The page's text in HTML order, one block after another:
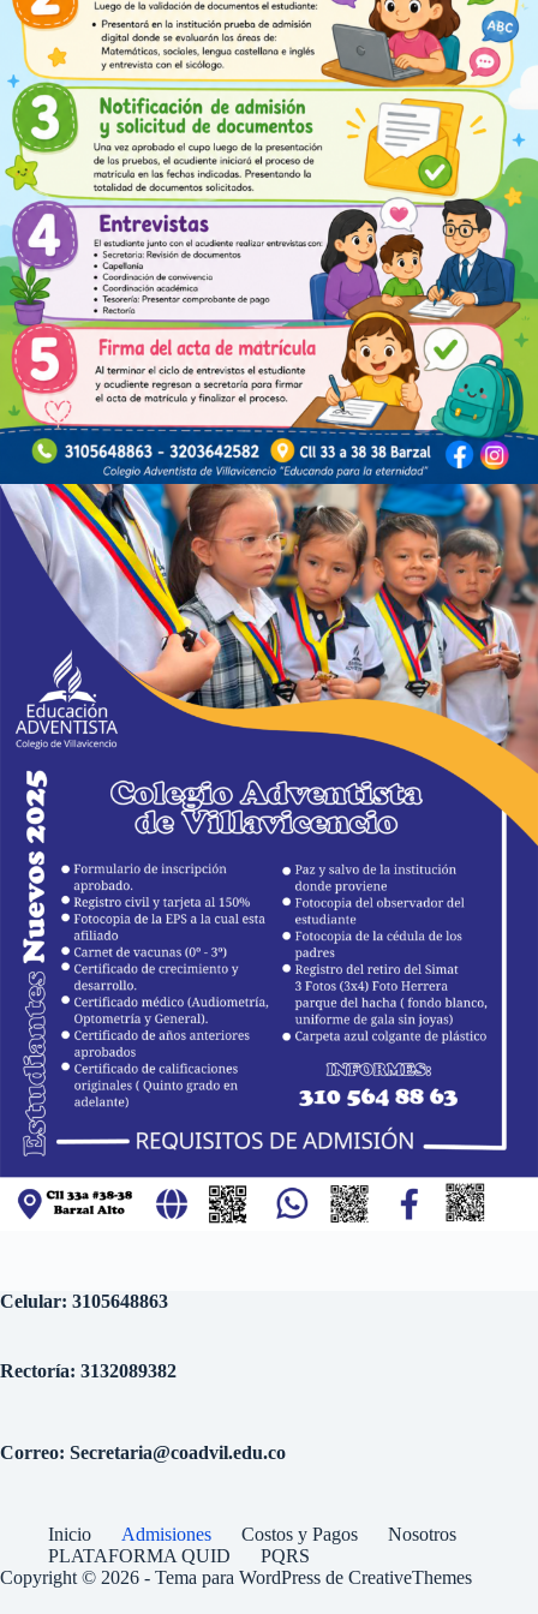
Celular: 3105648863
Rectoría: 3132089382
Correo: Secretaria@coadvil.edu.co
Inicio Admisiones Costos y Pagos
Nosotros
PLATAFORMA QUID
PQRS
Copyright © 2026 - Tema para WordPress de CreativeThemes